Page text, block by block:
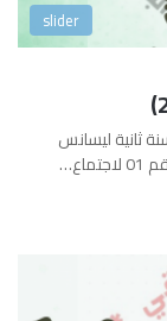
slider
ثانية ليسانس